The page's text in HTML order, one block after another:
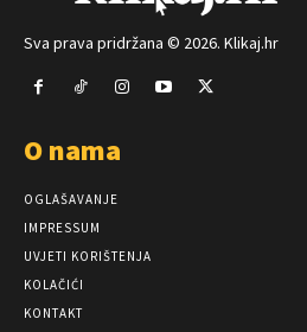
Sva prava pridržana © 2026. Klikaj.hr
O nama
OGLAŠAVANJE
IMPRESSUM
UVJETI KORIŠTENJA
KOLAČIĆI
KONTAKT